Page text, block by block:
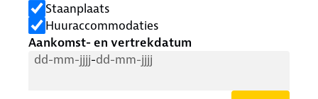
Staanplaats
Huuraccommodaties
Aankomst- en vertrekdatum
van
-tot